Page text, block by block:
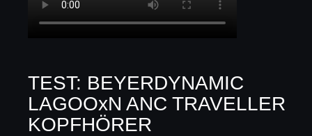
TEST: BEYERDYNAMIC
LAGOOxN ANC TRAVELLER
KOPFHÖRER